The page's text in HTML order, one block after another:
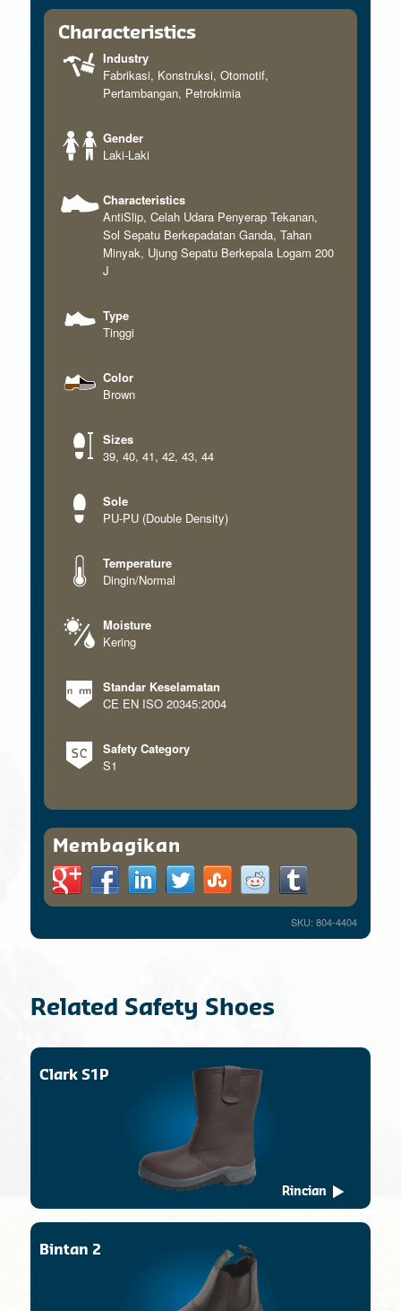
Characteristics
Industry
Fabrikasi, Konstruksi, Otomotif,
Pertambangan, Petrokimia
Gender
Laki-Laki
Characteristics
AntiSlip, Celah Udara Penyerap Tekanan,
Sol Sepatu Berkepadatan Ganda, Tahan
Minyak, Ujung Sepatu Berkepala Logam 200
J
Type
Tinggi
Color
Brown
Sizes
39, 40, 41, 42, 43, 44
Sole
PU-PU (Double Density)
Temperature
Dingin/Normal
Moisture
Kering
Standar Keselamatan
CE EN ISO 20345:2004
Safety Category
S1
Membagikan
SKU: 804-4404
Related Safety Shoes
Clark S1P
Rincian
Bintan 2